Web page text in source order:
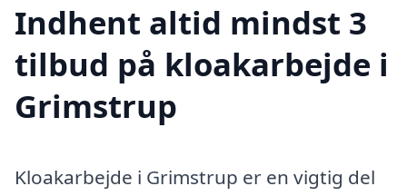
Indhent altid mindst 3
tilbud på kloakarbejde i
Grimstrup
Kloakarbejde i Grimstrup er en vigtig del